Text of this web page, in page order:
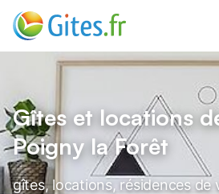
Gîtes et locations
Poigny la Forêt
gîtes, locations, résidences de